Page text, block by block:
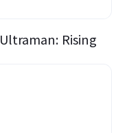
Ultraman: Rising